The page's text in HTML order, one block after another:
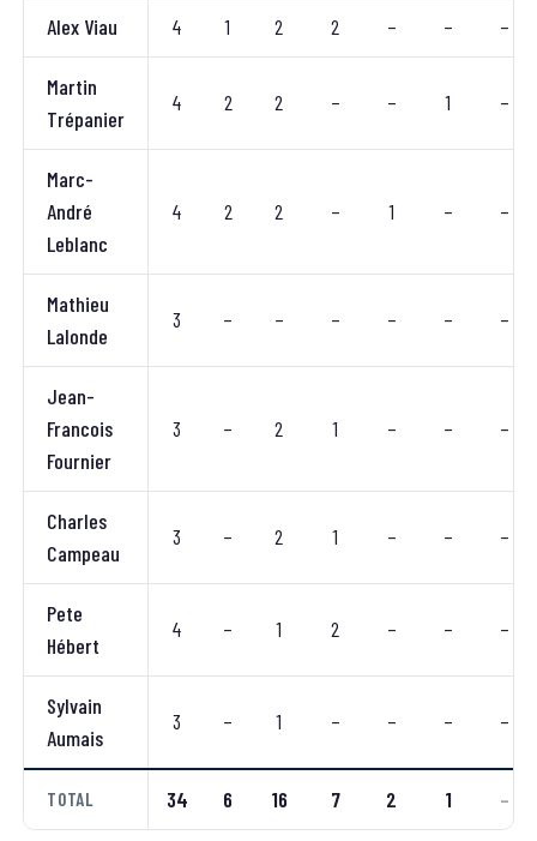
Alex Viau 4 1 2 2 – – –
Martin
Trépanier
4 2 2 – – 1 –
Marc-
André
Leblanc
4 2 2 – 1 – –
Mathieu
Lalonde
3 – – – – – –
Jean-
Francois
Fournier
3 – 2 1 – – –
Charles
Campeau
3 – 2 1 – – –
Pete
Hébert
4 – 1 2 – – –
Sylvain
Aumais
3 – 1 – – – –
TOTAL 34 6 16 7 2 1 –